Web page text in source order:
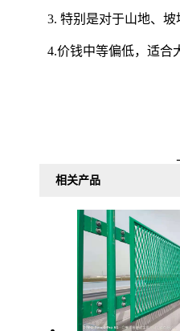
3. 特别是对于山地、
4.价钱中等偏低，适
相关产品